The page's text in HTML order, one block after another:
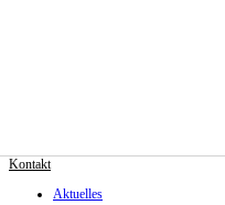
Kontakt
Aktuelles